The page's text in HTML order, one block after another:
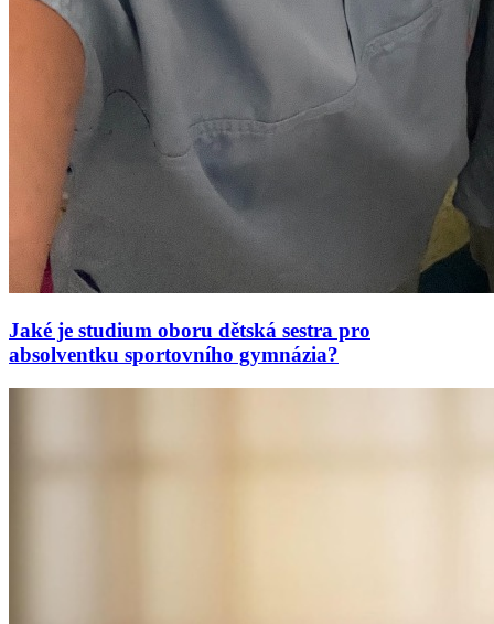
Jaké je studium oboru dětská sestra pro
absolventku sportovního gymnázia?